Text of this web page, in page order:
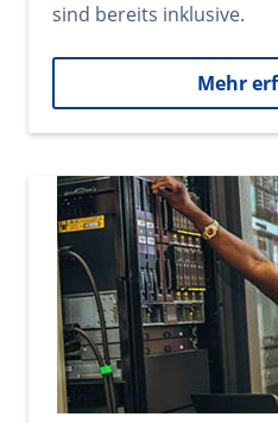
sind bereits inklusive.
Mehr